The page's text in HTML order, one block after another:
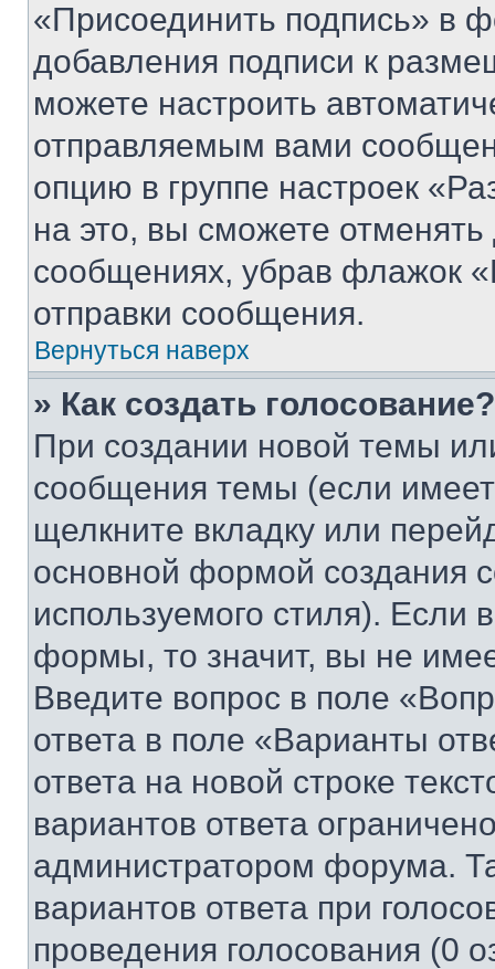
«Присоединить подпись» в
добавления подписи к
можете настроить
отправляемым вами
опцию в группе настроек
на это, вы сможете
сообщениях, убрав флажок
отправки сообщения.
Вернуться наверх
» Как создать голосование?
При создании новой темы
сообщения темы (если
щелкните вкладку или
основной формой создания
используемого стиля). Если
формы, то значит, вы не
Введите вопрос в поле
ответа в поле «Варианты
ответа на новой строке
вариантов ответа
администратором форума.
вариантов ответа при
проведения голосования (0